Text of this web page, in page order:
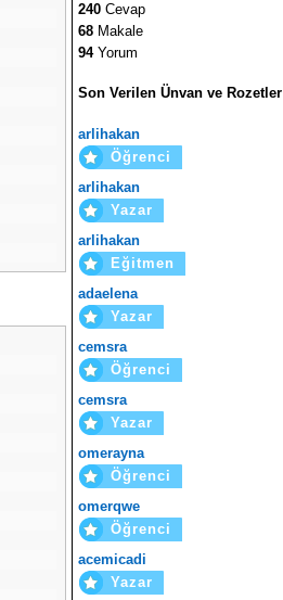
240 Cevap
68 Makale
94Yorum
Son Verilen Ünvan ve Rozetler
arlihakan
Öğrenci
arlihakan
Yazar
arlihakan
Eğitmen
adaelena
Yazar
cemsra
Öğrenci
cemsra
Yazar
omerayna
Öğrenci
omerqwe
Öğrenci
acemicadi
Yazar